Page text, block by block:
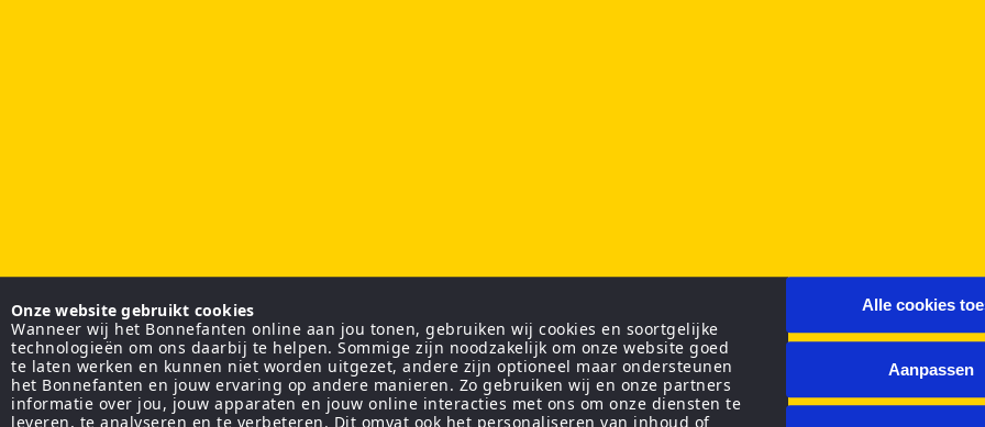
Onze website gebruikt cookies
Wanneer wij het Bonnefanten online aan jou tonen, gebruiken wij cookies en soortgelijke
technologieën om ons daarbij te helpen. Sommige zijn noodzakelijk om onze website goed
te laten werken en kunnen niet worden uitgezet, andere zijn optioneel maar ondersteunen
het Bonnefanten en jouw ervaring op andere manieren. Zo gebruiken wij en onze partners
informatie over jou, jouw apparaten en jouw online interacties met ons om onze diensten te
leveren, te analyseren en te verbeteren. Dit omvat ook het personaliseren van inhoud of
Alle cookies
Aanpassen